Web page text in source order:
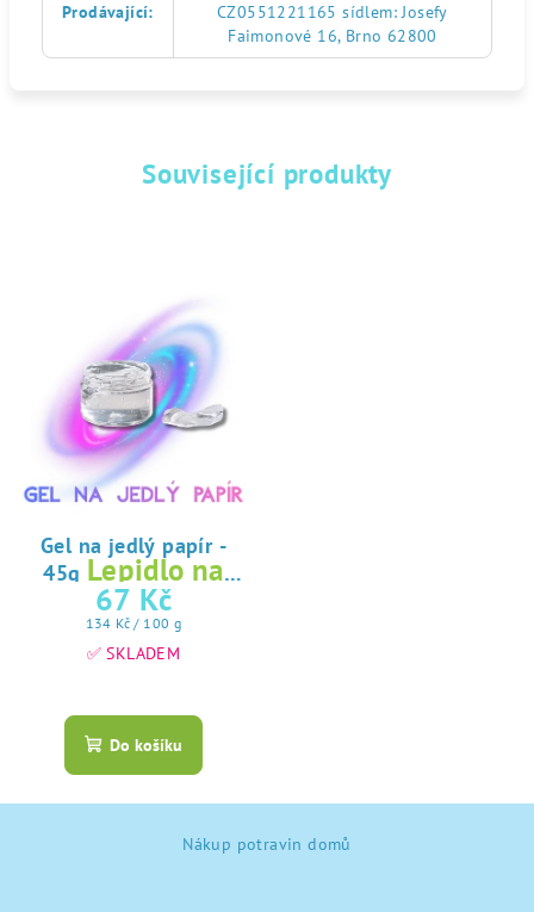
Prodávající:
CZ0551221165 sídlem: Josefy
Faimonové 16, Brno 62800
Související produkty
Gel na jedlý papír -
45g Lepidlo na
jedlý papír
67 Kč
Měrná
cena:
134 Kč / 100 g
✅ SKLADEM
hodnocení
produktu
z
Do košíku
Nákup potravin domů